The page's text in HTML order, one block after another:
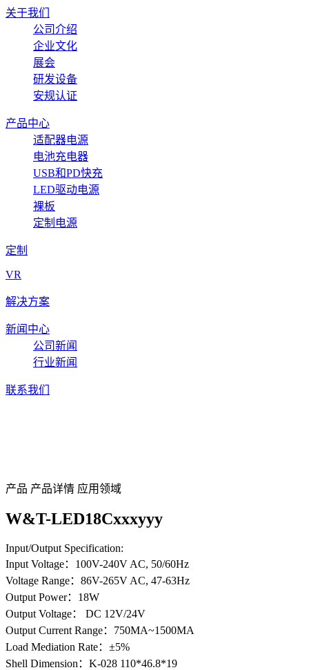
关于我们
公司介绍
企业文化
展会
研发设备
安规认证
产品中心
适配器电源
电池充电器
USB和PD快充
LED驱动电源
裸板
定制电源
定制
VR
解决方案
新闻中心
公司新闻
行业新闻
联系我们
产品 产品详情 应用领域
W&T-LED18Cxxxyyy
Input/Output Specification:
Input Voltage：100V-240V AC, 50/60Hz
Voltage Range：86V-265V AC, 47-63Hz
Output Power：18W
Output Voltage： DC 12V/24V
Output Current Range：750MA~1500MA
Load Mediation Rate：±5%
Shell Dimension：K-028 110*46.8*19